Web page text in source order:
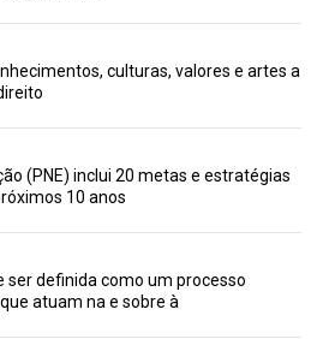
culturas, valores e artes a
(PNE) inclui 20 metas e estratégias
10 anos
definida como um processo
atuam na e sobre à